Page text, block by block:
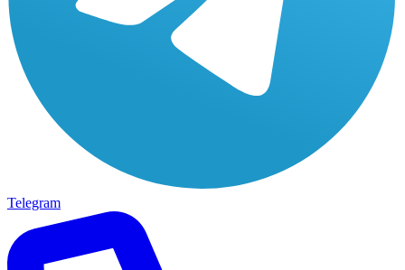
Telegram